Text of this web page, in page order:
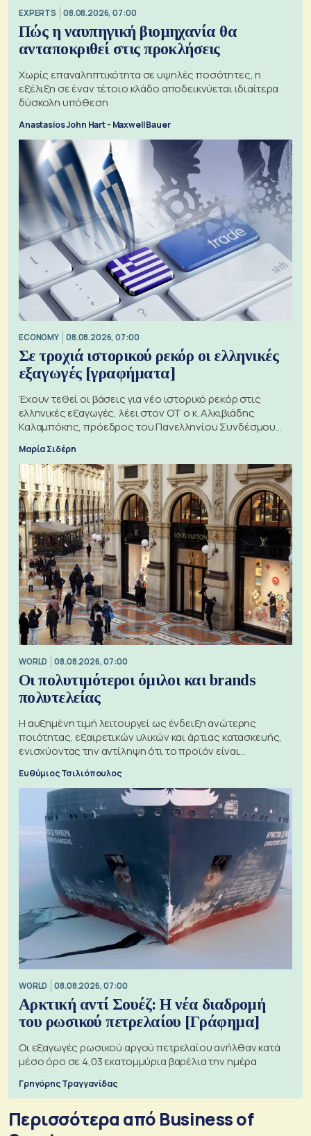
EXPERTS 08.08.2026, 07:00
Πώς η ναυπηγική βιομηχανία θα
ανταποκριθεί στις προκλήσεις
Χωρίς επαναληπτικότητα σε υψηλές ποσότητες, η
εξέλιξη σε έναν τέτοιο κλάδο αποδεικνύεται ιδιαίτερα
δύσκολη υπόθεση
Anastasios John Hart - Maxwell Bauer
ECONOMY 08.08.2026, 07:00
Σε τροχιά ιστορικού ρεκόρ οι ελληνικές
εξαγωγές [γραφήματα]
Έχουν τεθεί οι βάσεις για νέο ιστορικό ρεκόρ στις
ελληνικές εξαγωγές, λέει στον ΟΤ ο κ. Αλκιβιάδης
Καλαμπόκης, πρόεδρος του Πανελληνίου Συνδέσμου
Μαρία Σιδέρη
WORLD 08.08.2026, 07:00
Οι πολυτιμότεροι όμιλοι και brands
πολυτελείας
Η αυξημένη τιμή λειτουργεί ως ένδειξη ανώτερης
ποιότητας, εξαιρετικών υλικών και άρτιας κατασκευής,
ενισχύοντας την αντίληψη ότι το προϊόν είναι
Ευθύμιος Τσιλιόπουλος
WORLD 08.08.2026, 07:00
Αρκτική αντί Σουέζ: Η νέα διαδρομή
του ρωσικού πετρελαίου [Γράφημα]
Οι εξαγωγές ρωσικού αργού πετρελαίου ανήλθαν κατά
μέσο όρο σε 4,03 εκατομμύρια βαρέλια την ημέρα
Γρηγόρης Τραγγανίδας
Περισσότερα από Business of